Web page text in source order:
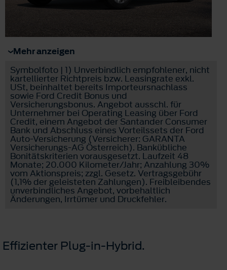
Mehr anzeigen
Symbolfoto | 1) Unverbindlich empfohlener, nicht
kartellierter Richtpreis bzw. Leasingrate exkl.
USt, beinhaltet bereits Importeursnachlass
sowie Ford Credit Bonus und
Versicherungsbonus. Angebot ausschl. für
Unternehmer bei Operating Leasing über Ford
Credit, einem Angebot der Santander Consumer
Bank und Abschluss eines Vorteilssets der Ford
Auto-Versicherung (Versicherer: GARANTA
Versicherungs-AG Österreich). Bankübliche
Bonitätskriterien vorausgesetzt. Laufzeit 48
Monate; 20.000 Kilometer/Jahr; Anzahlung 30%
vom Aktionspreis; zzgl. Gesetz. Vertragsgebühr
(1,1% der geleisteten Zahlungen). Freibleibendes
unverbindliches Angebot, vorbehaltlich
Änderungen, Irrtümer und Druckfehler.
Effizienter Plug-in-Hybrid.